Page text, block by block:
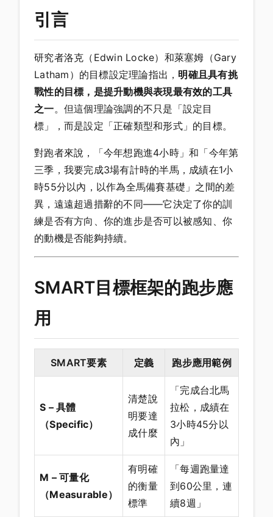
引言
研究者洛克（Edwin Locke）和萊塞姆（Gary
Latham）的目標設定理論指出， 明確且具有挑
戰性的目標，是提升動機與表現最有效的工具
之一。但這個理論強調的不只是「設定目
標」，而是設定「正確類型和形式」的目標。
對跑者來說，「今年想跑進4小時」和「今年第
三季，我要完成3場有計時的半馬，成績在1小
時55分以內，以作為全馬備賽基礎」之間的差
異，遠遠超過措辭的不同——它決定了你的訓
練是否有方向、你的進步是否可以被感知、你
的動機是否能夠持續。
SMART目標框架的跑步應
用
SMART要素 定義 跑步應用範例
S – 具體
（Specific）
清楚說
明要達
成什麼
「完成台北馬
拉松，成績在
3小時45分以
內」
M – 可量化
（Measurable）
有明確
的衡量
標準
「每週跑量達
到60公里，連
續8週」